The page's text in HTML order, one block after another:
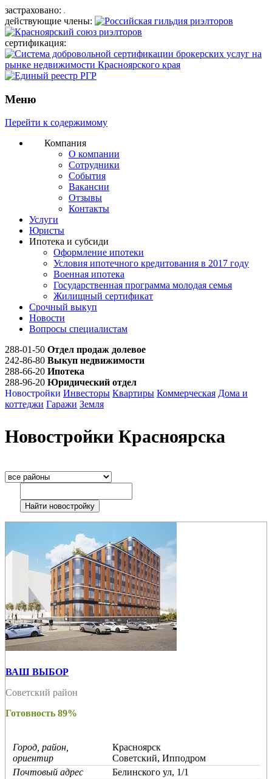
застраховано:
действующие члены:
сертификация:
Меню
Перейти к содержимому
Компания
О компании
Сотрудники
События
Вакансии
Отзывы
Контакты
Услуги
Юристы
Ипотека и субсиди
Оформление ипотеки
Условия ипотечного кредитования в 2017 году
Военная ипотека
Государственная программа молодая семья
Жилищный сертификат
Срочный выкуп
Новости
Вопросы специалистам
288-01-50 Отдел продаж долевое
242-86-80 Выкуп недвижимости
288-66-20 Ипотека
288-96-20 Юридический отдел
Новостройки Инвесторы Квартиры Коммерческая Дома и
коттеджи Гаражи Земля
Новостройки Красноярска
ВАШ ВЫБОР
Советский район
Готовность 89%
Город, район,
ориентир
Красноярск
Советский, Ипподром
Почтовый адрес
Белинского ул, 1/1